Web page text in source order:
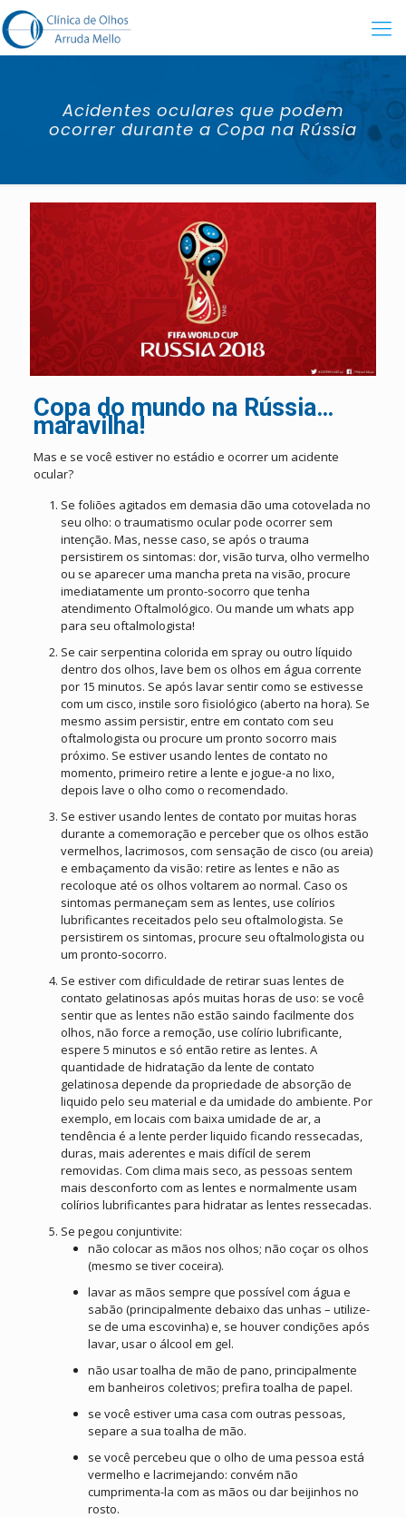
Acidentes oculares que podem
ocorrer durante a Copa na Rússia
Copa do mundo na Rússia…
maravilha!
Mas e se você estiver no estádio e ocorrer um acidente
ocular?
Se foliões agitados em demasia dão uma cotovelada no
seu olho: o traumatismo ocular pode ocorrer sem
intenção. Mas, nesse caso, se após o trauma
persistirem os sintomas: dor, visão turva, olho vermelho
ou se aparecer uma mancha preta na visão, procure
imediatamente um pronto-socorro que tenha
atendimento Oftalmológico. Ou mande um whats app
para seu oftalmologista!
Se cair serpentina colorida em spray ou outro líquido
dentro dos olhos, lave bem os olhos em água corrente
por 15 minutos. Se após lavar sentir como se estivesse
com um cisco, instile soro fisiológico (aberto na hora). Se
mesmo assim persistir, entre em contato com seu
oftalmologista ou procure um pronto socorro mais
próximo. Se estiver usando lentes de contato no
momento, primeiro retire a lente e jogue-a no lixo,
depois lave o olho como o recomendado.
Se estiver usando lentes de contato por muitas horas
durante a comemoração e perceber que os olhos estão
vermelhos, lacrimosos, com sensação de cisco (ou areia)
e embaçamento da visão: retire as lentes e não as
recoloque até os olhos voltarem ao normal. Caso os
sintomas permaneçam sem as lentes, use colírios
lubrificantes receitados pelo seu oftalmologista. Se
persistirem os sintomas, procure seu oftalmologista ou
um pronto-socorro.
Se estiver com dificuldade de retirar suas lentes de
contato gelatinosas após muitas horas de uso: se você
sentir que as lentes não estão saindo facilmente dos
olhos, não force a remoção, use colírio lubrificante,
espere 5 minutos e só então retire as lentes. A
quantidade de hidratação da lente de contato
gelatinosa depende da propriedade de absorção de
liquido pelo seu material e da umidade do ambiente. Por
exemplo, em locais com baixa umidade de ar, a
tendência é a lente perder liquido ficando ressecadas,
duras, mais aderentes e mais difícil de serem
removidas. Com clima mais seco, as pessoas sentem
mais desconforto com as lentes e normalmente usam
colírios lubrificantes para hidratar as lentes ressecadas.
Se pegou conjuntivite:
não colocar as mãos nos olhos; não coçar os olhos
(mesmo se tiver coceira).
lavar as mãos sempre que possível com água e
sabão (principalmente debaixo das unhas – utilize-
se de uma escovinha) e, se houver condições após
lavar, usar o álcool em gel.
não usar toalha de mão de pano, principalmente
em banheiros coletivos; prefira toalha de papel.
se você estiver uma casa com outras pessoas,
separe a sua toalha de mão.
se você percebeu que o olho de uma pessoa está
vermelho e lacrimejando: convém não
cumprimenta-la com as mãos ou dar beijinhos no
rosto.